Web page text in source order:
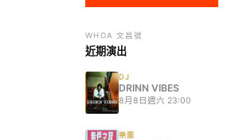
WHOA 文昌號
近期演出
DJ
DRINN VIBES
8月8日週六 23:00
樂團